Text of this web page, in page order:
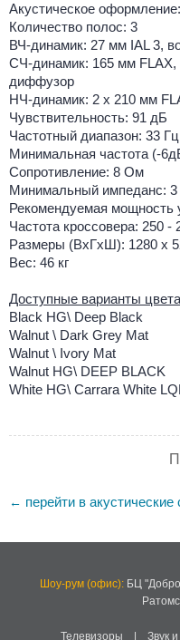
Акустическое
Количество полос: 3
ВЧ-динамик: 27 мм IAL 3,
СЧ-динамик: 165 мм FLAX,
диффузор
НЧ-динамик: 2 х 210 мм
Чувствительность: 91 дБ
Частотный диапазон: 33
Минимальная частота (-
Сопротивление: 8 Ом
Минимальный импеданс:
Рекомендуемая мощность
Частота кроссовера: 250 -
Размеры (ВхГхШ): 1280 x
Вес: 46 кг
Доступные варианты
Black HG\ Deep Black
Walnut \ Dark Grey Mat
Walnut \ Ivory Mat
Walnut HG\ DEEP BLACK
White HG\ Carrara White
← перейти в
Шоу-рум (офис):БЦ
Телевизоры Звук